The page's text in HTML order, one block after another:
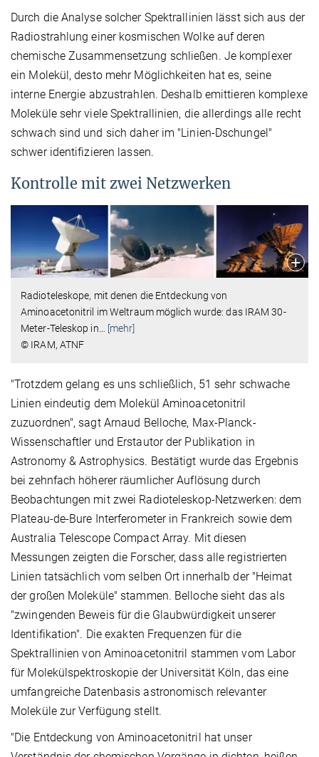
Durch die Analyse solcher Spektrallinien lässt sich aus der
Radiostrahlung einer kosmischen Wolke auf deren
chemische Zusammensetzung schließen. Je komplexer
ein Molekül, desto mehr Möglichkeiten hat es, seine
interne Energie abzustrahlen. Deshalb emittieren komplexe
Moleküle sehr viele Spektrallinien, die allerdings alle recht
schwach sind und sich daher im "Linien-Dschungel"
schwer identifizieren lassen.
Kontrolle mit zwei Netzwerken
Radioteleskope, mit denen die Entdeckung von
Aminoacetonitril im Weltraum möglich wurde: das IRAM 30-
Meter-Teleskop in
[mehr]
© IRAM, ATNF
"Trotzdem gelang es uns schließlich, 51 sehr schwache
Linien eindeutig dem Molekül Aminoacetonitril
zuzuordnen", sagt Arnaud Belloche, Max-Planck-
Wissenschaftler und Erstautor der Publikation in
Astronomy & Astrophysics. Bestätigt wurde das Ergebnis
bei zehnfach höherer räumlicher Auflösung durch
Beobachtungen mit zwei Radioteleskop-Netzwerken: dem
Plateau-de-Bure Interferometer in Frankreich sowie dem
Australia Telescope Compact Array. Mit diesen
Messungen zeigten die Forscher, dass alle registrierten
Linien tatsächlich vom selben Ort innerhalb der "Heimat
der großen Moleküle" stammen. Belloche sieht das als
"zwingenden Beweis für die Glaubwürdigkeit unserer
Identifikation". Die exakten Frequenzen für die
Spektrallinien von Aminoacetonitril stammen vom Labor
für Molekülspektroskopie der Universität Köln, das eine
umfangreiche Datenbasis astronomisch relevanter
Moleküle zur Verfügung stellt.
"Die Entdeckung von Aminoacetonitril hat unser